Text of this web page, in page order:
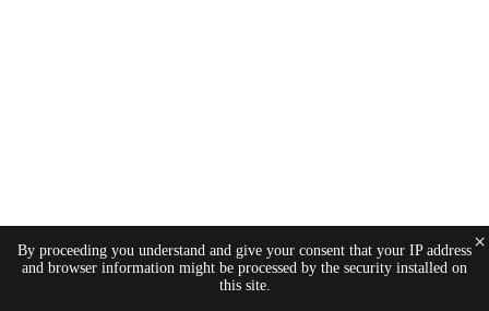
By proceeding you understand and give your consent that your IP address
and browser information might be processed by the security installed on
this site.
×